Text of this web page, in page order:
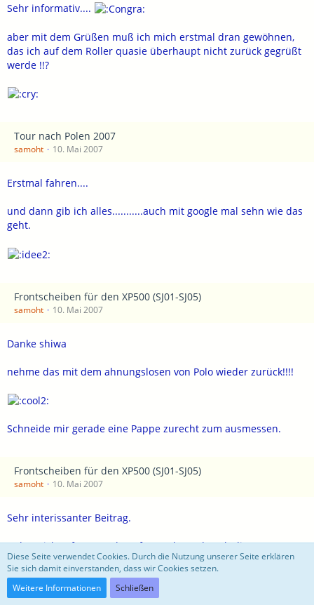
Sehr informativ....
aber mit dem Grüßen muß ich mich erstmal dran gewöhnen,
das ich auf dem Roller quasie überhaupt nicht zurück gegrüßt
werde !!?
Tour nach Polen 2007
samoht 10. Mai 2007
Erstmal fahren....
und dann gib ich alles...........auch mit google mal sehn wie das
geht.
Frontscheiben für den XP500 (SJ01-SJ05)
samoht 10. Mai 2007
Danke shiwa
nehme das mit dem ahnungslosen von Polo wieder zurück!!!!
Schneide mir gerade eine Pappe zurecht zum ausmessen.
Frontscheiben für den XP500 (SJ01-SJ05)
samoht 10. Mai 2007
Sehr interissanter Beitrag.
Habe mich sofort zu Polo aufgemacht und nach diesem
Windabweiser von MRT nachgefragt.
Der uninformierte hinter dem Verkaufstisch machte große
Augen und erzählte mir was vom ausmessen der Scheibe...
Diese Seite verwendet Cookies. Durch die Nutzung unserer Seite erklären
Sie sich damit einverstanden, dass wir Cookies setzen.
Weitere Informationen
Schließen